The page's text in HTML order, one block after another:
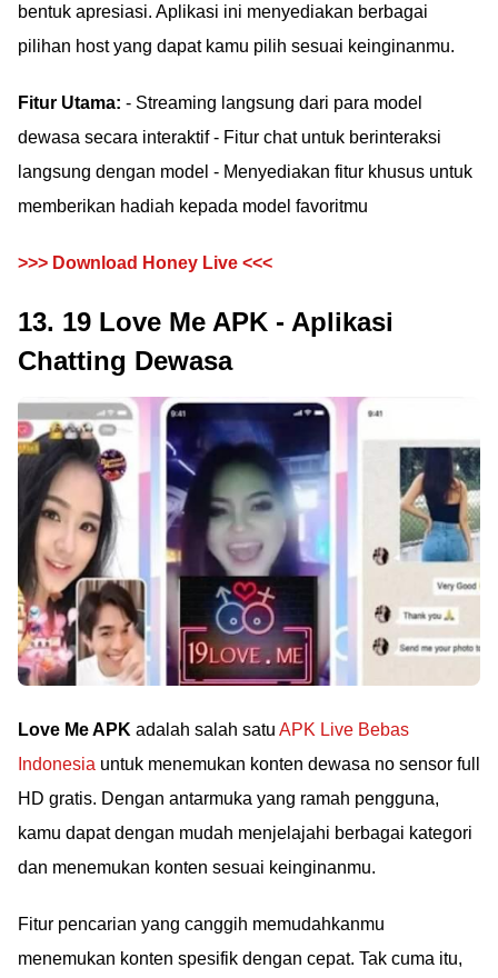
bentuk apresiasi. Aplikasi ini menyediakan berbagai
pilihan host yang dapat kamu pilih sesuai keinginanmu.
Fitur Utama: - Streaming langsung dari para model
dewasa secara interaktif - Fitur chat untuk berinteraksi
langsung dengan model - Menyediakan fitur khusus untuk
memberikan hadiah kepada model favoritmu
>>> Download Honey Live <<<
13. 19 Love Me APK - Aplikasi
Chatting Dewasa
Love Me APK adalah salah satu APK Live Bebas
Indonesia untuk menemukan konten dewasa no sensor full
HD gratis. Dengan antarmuka yang ramah pengguna,
kamu dapat dengan mudah menjelajahi berbagai kategori
dan menemukan konten sesuai keinginanmu.
Fitur pencarian yang canggih memudahkanmu
menemukan konten spesifik dengan cepat. Tak cuma itu,